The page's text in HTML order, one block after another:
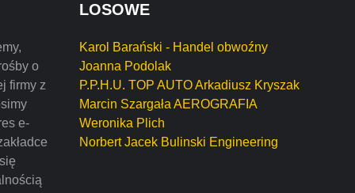
o
firmy z
e-
LOSOWE
Karol Barański - Handel obwoźny
Joanna Podolak
P.P.H.U. TOP AUTO Arkadiusz Kryszak
Marcin Szargała AEROGRAFIA
Weronika Plich
Norbert Jacek Bulinski Engineering